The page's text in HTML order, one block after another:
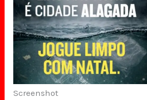
Screenshot